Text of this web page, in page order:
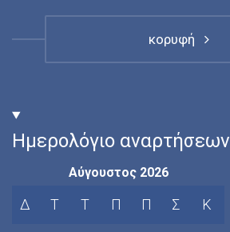
κορυφή
Ημερολόγιο αναρτήσεων
Αύγουστος 2026
Δ Τ Τ Π Π Σ Κ